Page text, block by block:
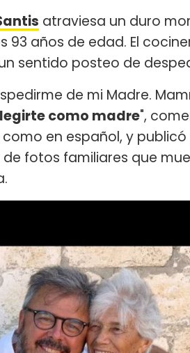
atraviesa un duro
93 años de edad. El
sentido posteo de
de mi Madre.
como madre",
en español, y
fotos familiares que